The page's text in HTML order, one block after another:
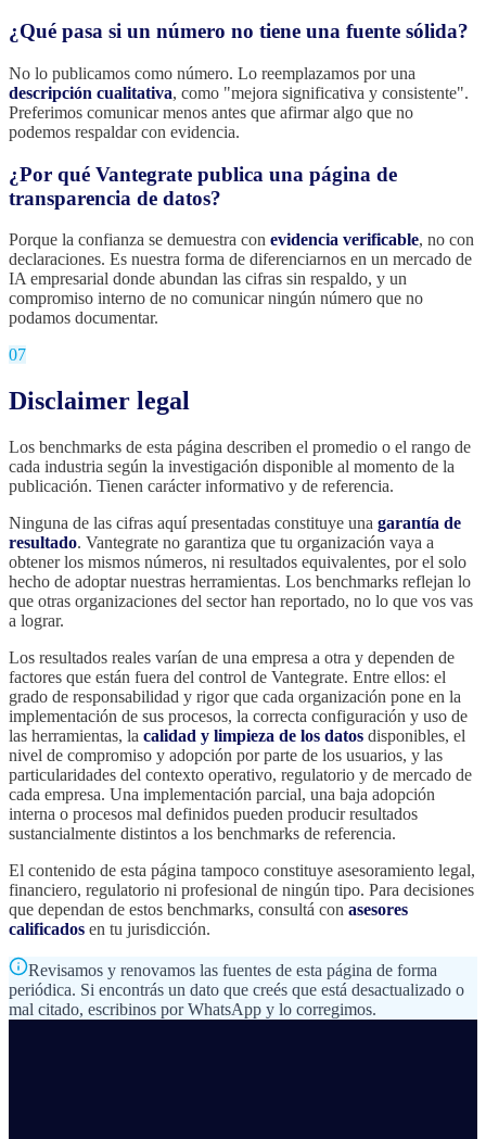
¿Qué pasa si un número no tiene una fuente sólida?
No lo publicamos como número. Lo reemplazamos por una
descripción cualitativa, como "mejora significativa y consistente".
Preferimos comunicar menos antes que afirmar algo que no
podemos respaldar con evidencia.
¿Por qué Vantegrate publica una página de
transparencia de datos?
Porque la confianza se demuestra con evidencia verificable, no con
declaraciones. Es nuestra forma de diferenciarnos en un mercado de
IA empresarial donde abundan las cifras sin respaldo, y un
compromiso interno de no comunicar ningún número que no
podamos documentar.
07
Disclaimer legal
Los benchmarks de esta página describen el promedio o el rango de
cada industria según la investigación disponible al momento de la
publicación. Tienen carácter informativo y de referencia.
Ninguna de las cifras aquí presentadas constituye una garantía de
resultado. Vantegrate no garantiza que tu organización vaya a
obtener los mismos números, ni resultados equivalentes, por el solo
hecho de adoptar nuestras herramientas. Los benchmarks reflejan lo
que otras organizaciones del sector han reportado, no lo que vos vas
a lograr.
Los resultados reales varían de una empresa a otra y dependen de
factores que están fuera del control de Vantegrate. Entre ellos: el
grado de responsabilidad y rigor que cada organización pone en la
implementación de sus procesos, la correcta configuración y uso de
las herramientas, la calidad y limpieza de los datos disponibles, el
nivel de compromiso y adopción por parte de los usuarios, y las
particularidades del contexto operativo, regulatorio y de mercado de
cada empresa. Una implementación parcial, una baja adopción
interna o procesos mal definidos pueden producir resultados
sustancialmente distintos a los benchmarks de referencia.
El contenido de esta página tampoco constituye asesoramiento legal,
financiero, regulatorio ni profesional de ningún tipo. Para decisiones
que dependan de estos benchmarks, consultá con asesores
calificados en tu jurisdicción.
Revisamos y renovamos las fuentes de esta página de forma
periódica. Si encontrás un dato que creés que está desactualizado o
mal citado, escribinos por WhatsApp y lo corregimos.